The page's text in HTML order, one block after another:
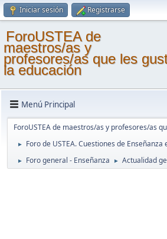
Iniciar sesión Registrarse
ForoUSTEA de
maestros/as y
profesores/as que les
la educación
Menú Principal
ForoUSTEA de maestros/as y profesores/as
► Foro de USTEA. Cuestiones de Enseñanza
► Foro general - Enseñanza ► Actualidad